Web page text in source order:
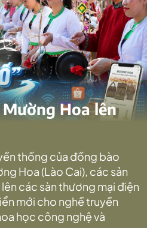
Hoa lên
thống của đồng bào
Hoa (Lào Cai), các sản
các sàn thương mại điện
mới cho nghề truyền
học công nghệ và